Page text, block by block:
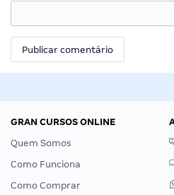
GRAN CURSOS ONLINE
Quem Somos
Como Funciona
Como Comprar